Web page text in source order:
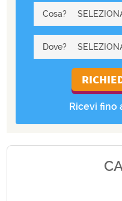
Cosa?
Dove?
Ricevi fino